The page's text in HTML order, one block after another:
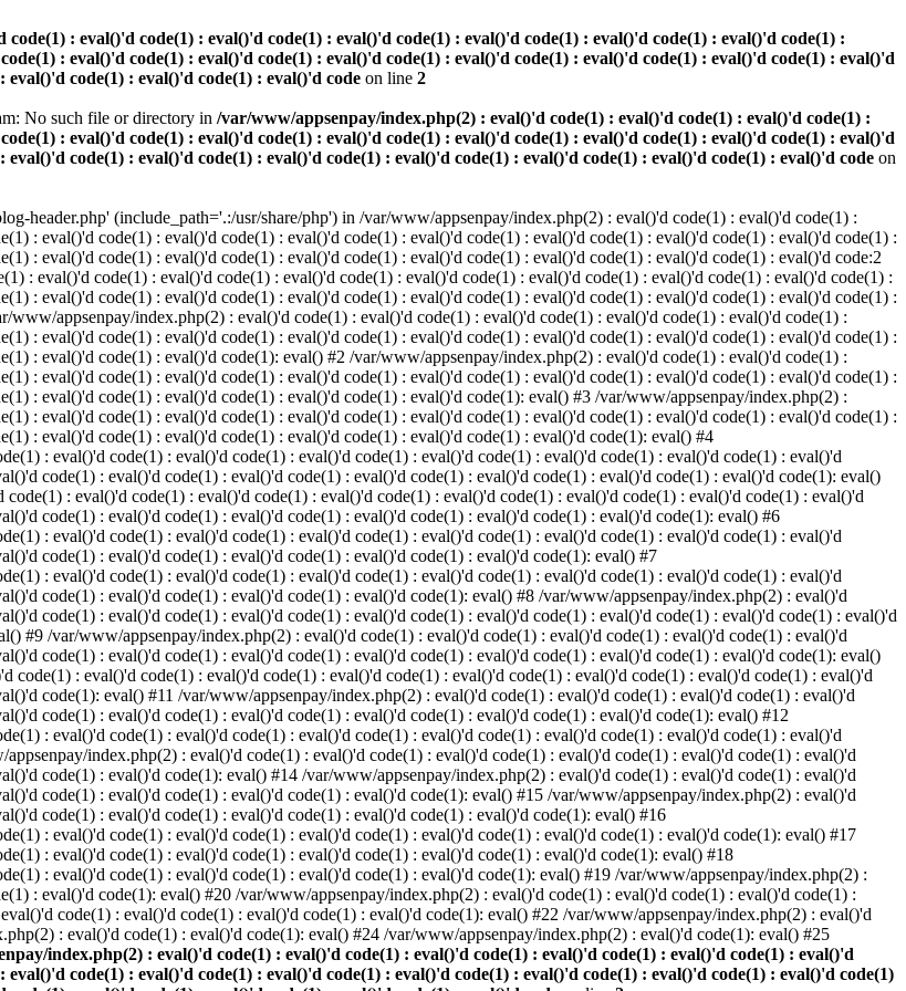
: eval()'d code(1) : eval()'d code(1) : eval()'d code(1) : eval()'d code(1) : eval()'d code(1) : eval()'d code(1) :
: eval()'d code(1) : eval()'d code(1) : eval()'d code(1) : eval()'d code(1) : eval()'d code(1) : eval()'d code(1) : eval()'d
code(1) : eval()'d code(1) : eval()'d code on line 2
No such file or directory in /var/www/appsenpay/index.php(2) : eval()'d code(1) : eval()'d code(1) : eval()'d code(1) :
: eval()'d code(1) : eval()'d code(1) : eval()'d code(1) : eval()'d code(1) : eval()'d code(1) : eval()'d code(1) : eval()'d
code(1) : eval()'d code(1) : eval()'d code(1) : eval()'d code(1) : eval()'d code(1) : eval()'d code(1) : eval()'d code on
header.php' (include_path='.:/usr/share/php') in /var/www/appsenpay/index.php(2) : eval()'d code(1) : eval()'d code(1) :
: eval()'d code(1) : eval()'d code(1) : eval()'d code(1) : eval()'d code(1) : eval()'d code(1) : eval()'d code(1) : eval()'d code(1) :
: eval()'d code(1) : eval()'d code(1) : eval()'d code(1) : eval()'d code(1) : eval()'d code(1) : eval()'d code(1) : eval()'d code:2
: eval()'d code(1) : eval()'d code(1) : eval()'d code(1) : eval()'d code(1) : eval()'d code(1) : eval()'d code(1) : eval()'d code(1) :
: eval()'d code(1) : eval()'d code(1) : eval()'d code(1) : eval()'d code(1) : eval()'d code(1) : eval()'d code(1) : eval()'d code(1) :
appsenpay/index.php(2) : eval()'d code(1) : eval()'d code(1) : eval()'d code(1) : eval()'d code(1) : eval()'d code(1) :
: eval()'d code(1) : eval()'d code(1) : eval()'d code(1) : eval()'d code(1) : eval()'d code(1) : eval()'d code(1) : eval()'d code(1) :
: eval()'d code(1) : eval()'d code(1): eval() #2 /var/www/appsenpay/index.php(2) : eval()'d code(1) : eval()'d code(1) :
: eval()'d code(1) : eval()'d code(1) : eval()'d code(1) : eval()'d code(1) : eval()'d code(1) : eval()'d code(1) : eval()'d code(1) :
: eval()'d code(1) : eval()'d code(1) : eval()'d code(1) : eval()'d code(1): eval() #3 /var/www/appsenpay/index.php(2) :
: eval()'d code(1) : eval()'d code(1) : eval()'d code(1) : eval()'d code(1) : eval()'d code(1) : eval()'d code(1) : eval()'d code(1) :
: eval()'d code(1) : eval()'d code(1) : eval()'d code(1) : eval()'d code(1) : eval()'d code(1): eval() #4
: eval()'d code(1) : eval()'d code(1) : eval()'d code(1) : eval()'d code(1) : eval()'d code(1) : eval()'d code(1) : eval()'d
code(1) : eval()'d code(1) : eval()'d code(1) : eval()'d code(1) : eval()'d code(1) : eval()'d code(1) : eval()'d code(1): eval()
: eval()'d code(1) : eval()'d code(1) : eval()'d code(1) : eval()'d code(1) : eval()'d code(1) : eval()'d code(1) : eval()'d
code(1) : eval()'d code(1) : eval()'d code(1) : eval()'d code(1) : eval()'d code(1) : eval()'d code(1): eval() #6
: eval()'d code(1) : eval()'d code(1) : eval()'d code(1) : eval()'d code(1) : eval()'d code(1) : eval()'d code(1) : eval()'d
code(1) : eval()'d code(1) : eval()'d code(1) : eval()'d code(1) : eval()'d code(1): eval() #7
: eval()'d code(1) : eval()'d code(1) : eval()'d code(1) : eval()'d code(1) : eval()'d code(1) : eval()'d code(1) : eval()'d
code(1) : eval()'d code(1) : eval()'d code(1) : eval()'d code(1): eval() #8 /var/www/appsenpay/index.php(2) : eval()'d
code(1) : eval()'d code(1) : eval()'d code(1) : eval()'d code(1) : eval()'d code(1) : eval()'d code(1) : eval()'d code(1) : eval()'d
#9 /var/www/appsenpay/index.php(2) : eval()'d code(1) : eval()'d code(1) : eval()'d code(1) : eval()'d code(1) : eval()'d
code(1) : eval()'d code(1) : eval()'d code(1) : eval()'d code(1) : eval()'d code(1) : eval()'d code(1) : eval()'d code(1): eval()
: eval()'d code(1) : eval()'d code(1) : eval()'d code(1) : eval()'d code(1) : eval()'d code(1) : eval()'d code(1) : eval()'d
code(1): eval() #11 /var/www/appsenpay/index.php(2) : eval()'d code(1) : eval()'d code(1) : eval()'d code(1) : eval()'d
code(1) : eval()'d code(1) : eval()'d code(1) : eval()'d code(1) : eval()'d code(1) : eval()'d code(1): eval() #12
: eval()'d code(1) : eval()'d code(1) : eval()'d code(1) : eval()'d code(1) : eval()'d code(1) : eval()'d code(1) : eval()'d
index.php(2) : eval()'d code(1) : eval()'d code(1) : eval()'d code(1) : eval()'d code(1) : eval()'d code(1) : eval()'d
code(1) : eval()'d code(1): eval() #14 /var/www/appsenpay/index.php(2) : eval()'d code(1) : eval()'d code(1) : eval()'d
code(1) : eval()'d code(1) : eval()'d code(1) : eval()'d code(1): eval() #15 /var/www/appsenpay/index.php(2) : eval()'d
code(1) : eval()'d code(1) : eval()'d code(1) : eval()'d code(1) : eval()'d code(1): eval() #16
: eval()'d code(1) : eval()'d code(1) : eval()'d code(1) : eval()'d code(1) : eval()'d code(1) : eval()'d code(1): eval() #17
: eval()'d code(1) : eval()'d code(1) : eval()'d code(1) : eval()'d code(1) : eval()'d code(1): eval() #18
: eval()'d code(1) : eval()'d code(1) : eval()'d code(1) : eval()'d code(1): eval() #19 /var/www/appsenpay/index.php(2) :
: eval()'d code(1): eval() #20 /var/www/appsenpay/index.php(2) : eval()'d code(1) : eval()'d code(1) : eval()'d code(1) :
code(1) : eval()'d code(1) : eval()'d code(1) : eval()'d code(1): eval() #22 /var/www/appsenpay/index.php(2) : eval()'d
: eval()'d code(1) : eval()'d code(1): eval() #24 /var/www/appsenpay/index.php(2) : eval()'d code(1): eval() #25
index.php(2) : eval()'d code(1) : eval()'d code(1) : eval()'d code(1) : eval()'d code(1) : eval()'d code(1) : eval()'d
code(1) : eval()'d code(1) : eval()'d code(1) : eval()'d code(1) : eval()'d code(1) : eval()'d code(1) : eval()'d code(1)